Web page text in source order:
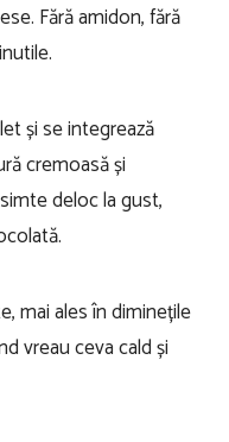
Fără amidon, fără
și se integrează
cremoasă și
deloc la gust,
mai ales în diminețile
vreau ceva cald și